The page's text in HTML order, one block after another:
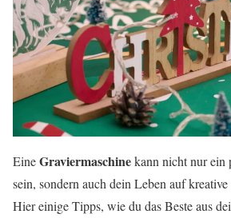
EineGraviermaschinekann nicht nur ein
sein, sondern auch dein Leben auf
Hier einige Tipps, wie du das Beste aus